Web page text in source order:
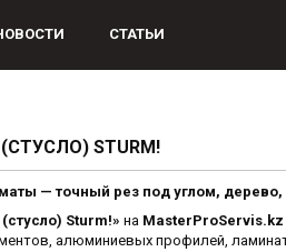
СТАТЬИ
STURM!
— точный рез под углом, дерево,
Sturm!» на MasterProServis.kz
алюминиевых профилей,